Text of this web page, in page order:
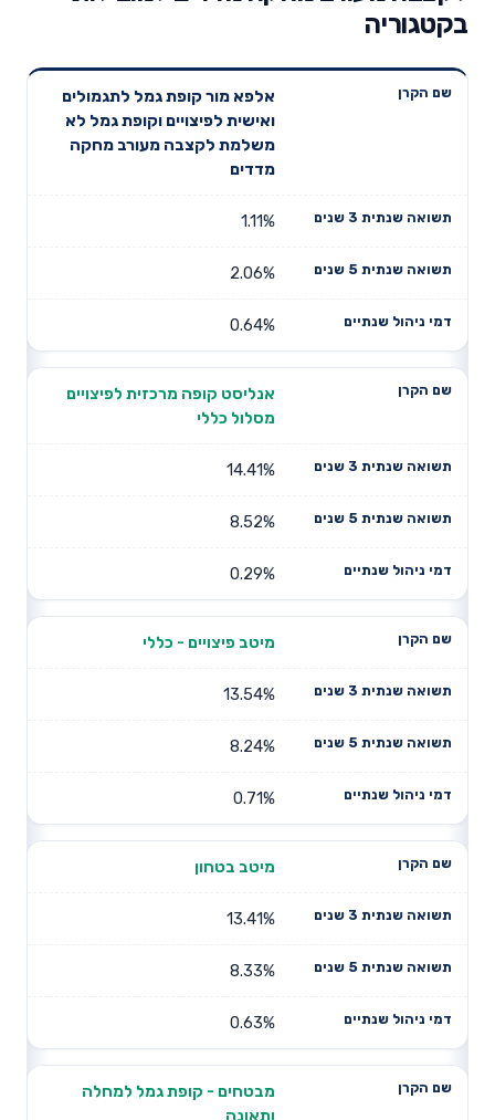
בקטגוריה
שנתית 3
תשואה
שנתית 5
שנים
דמי ניהול
שנתיים
אלפא מור קופת גמל לתגמולים
ואישית לפיצויים וקופת גמל לא
משלמת לקצבה מעורב מחקה
מדדים
1.11%
2.06%
0.64%
אנליסט קופה מרכזית לפיצויים
מסלול כללי
14.41%
8.52%
0.29%
מיטב פיצויים - כללי
13.54%
8.24%
0.71%
מיטב בטחון
13.41%
8.33%
0.63%
מבטחים - קופת גמל למחלה
ותאונה